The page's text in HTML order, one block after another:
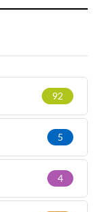
92
5
4